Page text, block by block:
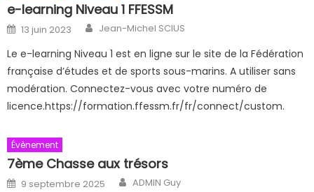
e-learning Niveau 1 FFESSM
Posted on
13 juin 2023 Author
Jean-Michel SCIUS
Le e-learning Niveau 1 est en ligne sur le site de la Fédération
française d’études et de sports sous-marins. A utiliser sans
modération. Connectez-vous avec votre numéro de
licence.https://formation.ffessm.fr/fr/connect/custom.
Évènement
7ème Chasse aux trésors
Posted on
9 septembre 2025 Author
ADMIN Guy